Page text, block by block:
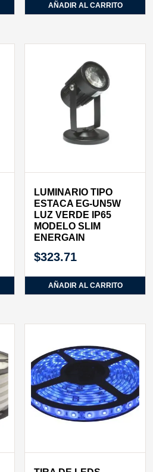
AÑADIR AL CARRITO
LUMINARIO TIPO
ESTACA EG-UN5W
LUZ VERDE IP65
MODELO SLIM
ENERGAIN
$323.71
AÑADIR AL CARRITO